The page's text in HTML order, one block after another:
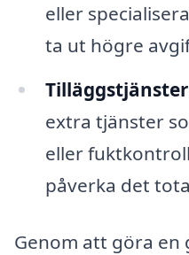
eller
ta ut högre
extra tjänster
eller
påverka det
Genom att göra en